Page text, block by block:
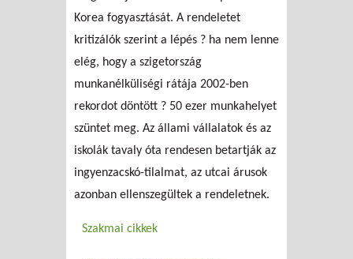
Korea fogyasztását. A rendeletet
kritizálók szerint a lépés ? ha nem lenne
elég, hogy a szigetország
munkanélküliségi rátája 2002-ben
rekordot döntött ? 50 ezer munkahelyet
szüntet meg. Az állami vállalatok és az
iskolák tavaly óta rendesen betartják az
ingyenzacskó-tilalmat, az utcai árusok
azonban ellenszegültek a rendeletnek.
Szakmai cikkek